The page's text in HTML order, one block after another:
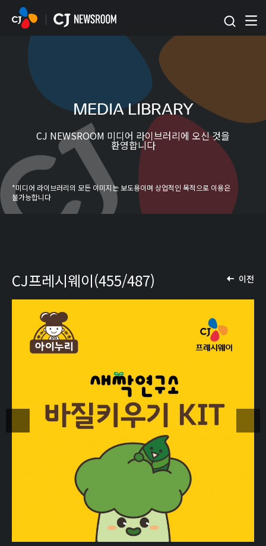
본문 바로가기
MEDIA LIBRARY
CJ NEWSROOM 미디어 라이브러리에 오신 것을
환영합니다
*미디어 라이브러리의 모든 이미지는 보도용이며 상업적인 목적으로 이용은
불가능합니다
이전
CJ프레시웨이(455/487)